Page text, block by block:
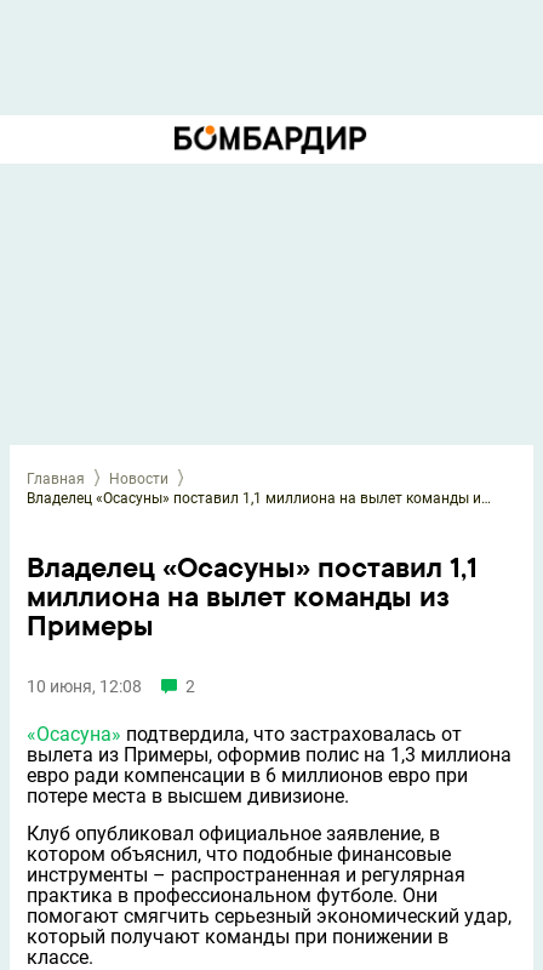
Главная
Новости
Владелец «Осасуны» поставил 1,1 миллиона на вылет команды из Примеры
Владелец «Осасуны» поставил 1,1
миллиона на вылет команды из
Примеры
10 июня, 12:08 2
«Осасуна» подтвердила, что застраховалась от
вылета из Примеры, оформив полис на 1,3 миллиона
евро ради компенсации в 6 миллионов евро при
потере места в высшем дивизионе.
Клуб опубликовал официальное заявление, в
котором объяснил, что подобные финансовые
инструменты – распространенная и регулярная
практика в профессиональном футболе. Они
помогают смягчить серьезный экономический удар,
который получают команды при понижении в
классе.